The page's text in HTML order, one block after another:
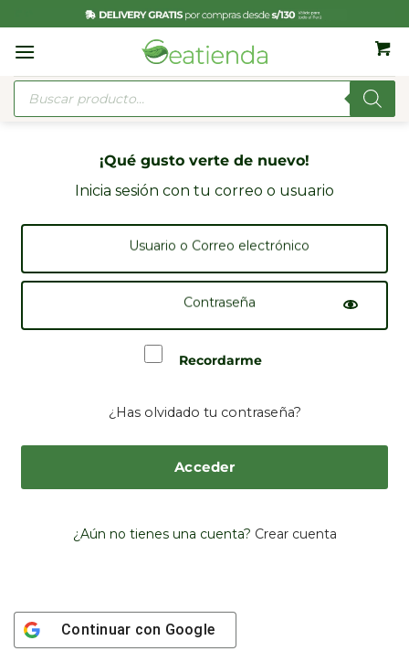
al
contenido
Búsqueda
¡Qué gusto verte de nuevo!
Inicia sesión con tu correo o usuario
Usuario o Correo
Recordarme
¿Has olvidado tu contraseña?
¿Aún no tienes una cuenta? Crear cuenta
Continuar con Google